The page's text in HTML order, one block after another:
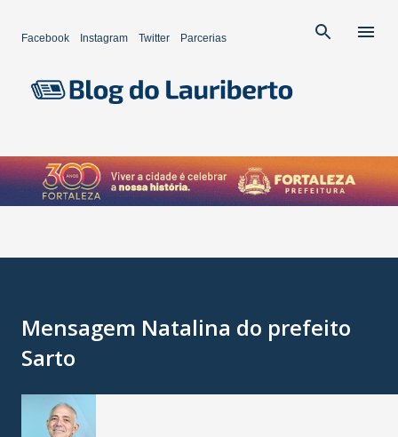
Facebook Instagram Twitter Parcerias
Mensagem Natalina do prefeito
Sarto